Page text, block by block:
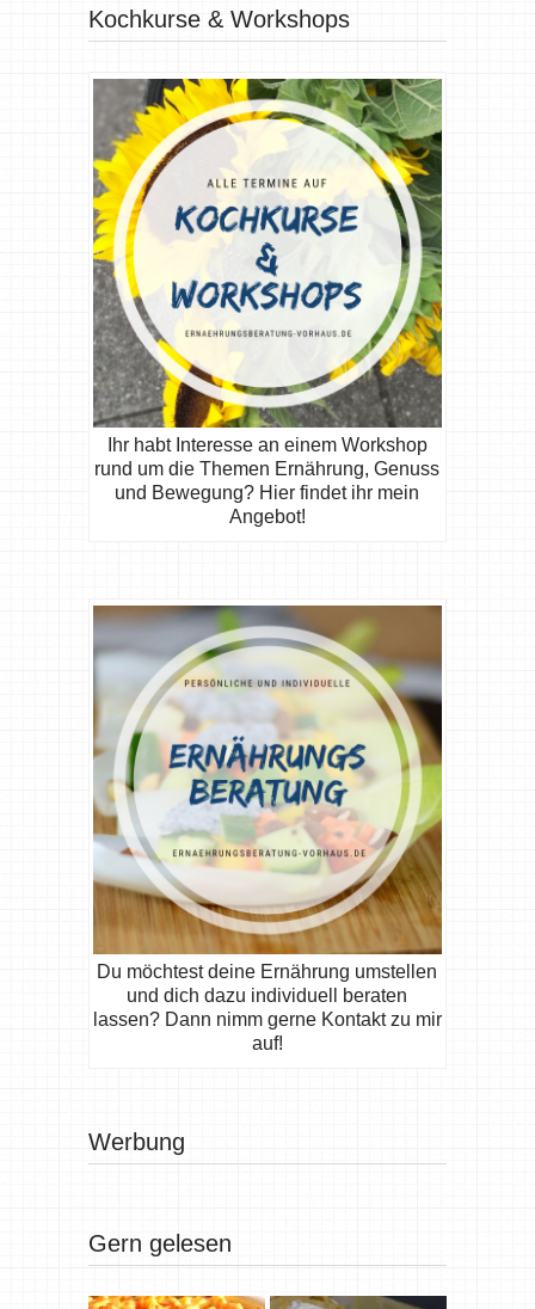
Kochkurse & Workshops
Ihr habt Interesse an einem Workshop
rund um die Themen Ernährung, Genuss
und Bewegung? Hier findet ihr mein
Angebot!
Du möchtest deine Ernährung umstellen
und dich dazu individuell beraten
lassen? Dann nimm gerne Kontakt zu mir
auf!
Werbung
Gern gelesen